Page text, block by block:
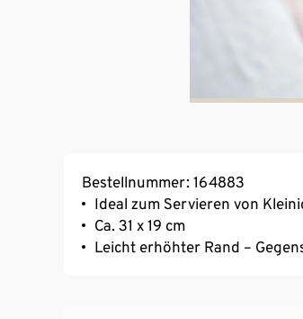
Bestellnummer: 164883
Ideal zum Servieren von
Ca. 31 x 19 cm
Leicht erhöhter Rand –